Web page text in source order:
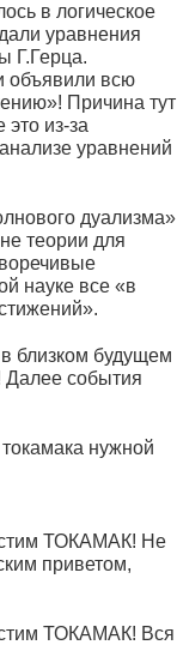
в логическое
уравнения
Г.Герца.
объявили всю
Причина тут
из-за
уравнений
дуализма»
теории для
науке все «в
близком будущем
Далее события
нужной
ТОКАМАК! Не
приветом,
ТОКАМАК! Вся